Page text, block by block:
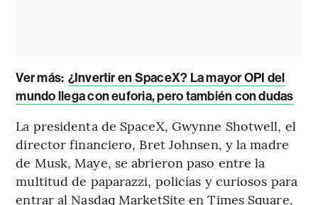
Ver más: ¿Invertir en SpaceX? La mayor OPI del
mundo llega con euforia, pero también con dudas
La presidenta de SpaceX, Gwynne Shotwell, el
director financiero, Bret Johnsen, y la madre
de Musk, Maye, se abrieron paso entre la
multitud de paparazzi, policías y curiosos para
entrar al Nasdaq MarketSite en Times Square,